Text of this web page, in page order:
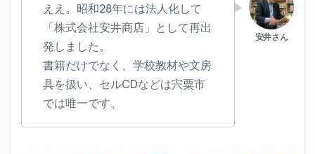
ええ。昭和28年には法人化して
「株式会社安井商店」として再出
発しました。
書籍だけでなく、学校教材や文房
具を扱い、セルCDなどは宍粟市
では唯一です。